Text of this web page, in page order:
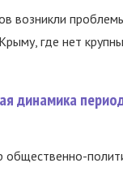
возникли
где нет
динамика